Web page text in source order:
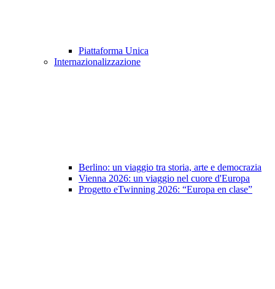
Piattaforma Unica
Internazionalizzazione
Berlino: un viaggio tra storia, arte e democrazia
Vienna 2026: un viaggio nel cuore d'Europa
Progetto eTwinning 2026: “Europa en clase”